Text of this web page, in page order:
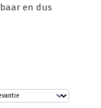
en dus